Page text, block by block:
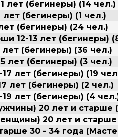
лет (бегинеры) (14 чел.)
лет (бегинеры) (1 чел.)
(бегинеры) (24 чел.)
12-13 лет (бегинеры)
лет (бегинеры) (36 чел.)
лет (бегинеры) (3 чел.)
лет (бегинеры) (19
лет (бегинеры) (2 чел.)
лет (бегинеры) (4
20 лет и старше
20 лет и старше
30 - 34 года